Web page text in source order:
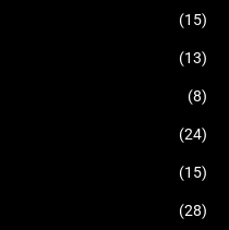
(15)
(13)
(8)
(24)
(15)
(28)